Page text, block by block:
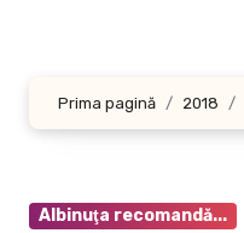
Prima pagină 2018
Albinuţa recomandă...